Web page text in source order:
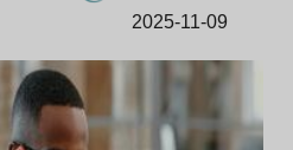
2025-11-09